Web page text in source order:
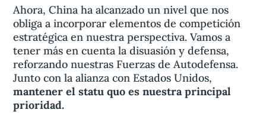
Ahora, China ha alcanzado un nivel que nos
obliga a incorporar elementos de competición
estratégica en nuestra perspectiva. Vamos a
tener más en cuenta la disuasión y defensa,
reforzando nuestras Fuerzas de Autodefensa.
Junto con la alianza con Estados Unidos,
mantener el statu quo es nuestra principal
prioridad.